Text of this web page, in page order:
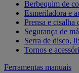
Berbequim de
Esmeriladora e
Prensa e cisalha
Segurança de
Serra de disco,
Tornos e
Ferramentas manuais